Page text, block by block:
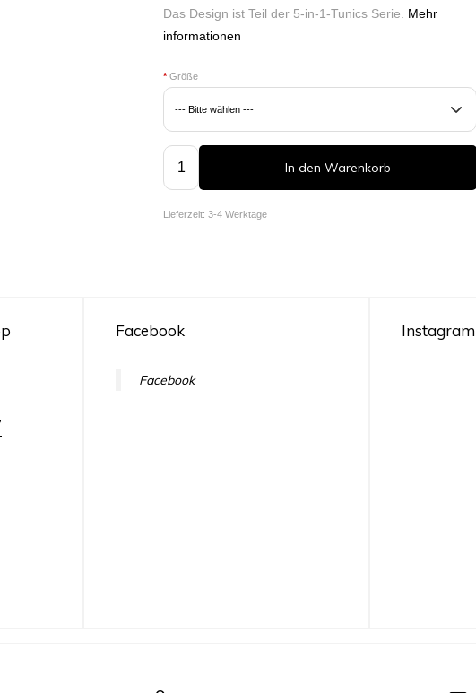
Das Design ist Teil der 5-in-1-Tunics Serie. Mehr
informationen
*Größe
In den Warenkorb
Lieferzeit: 3-4 Werktage
Facebook
Facebook
Instagram